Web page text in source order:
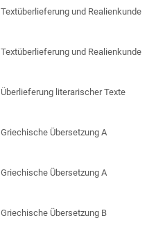
Textüberlieferung und Realienkunde
Textüberlieferung und Realienkunde
Überlieferung literarischer Texte
Griechische Übersetzung A
Griechische Übersetzung A
Griechische Übersetzung B